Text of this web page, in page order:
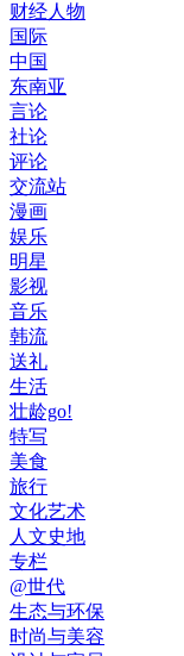
财经人物
国际
中国
东南亚
言论
社论
评论
交流站
漫画
娱乐
明星
影视
音乐
韩流
送礼
生活
壮龄go!
特写
美食
旅行
文化艺术
人文史地
专栏
@世代
生态与环保
时尚与美容